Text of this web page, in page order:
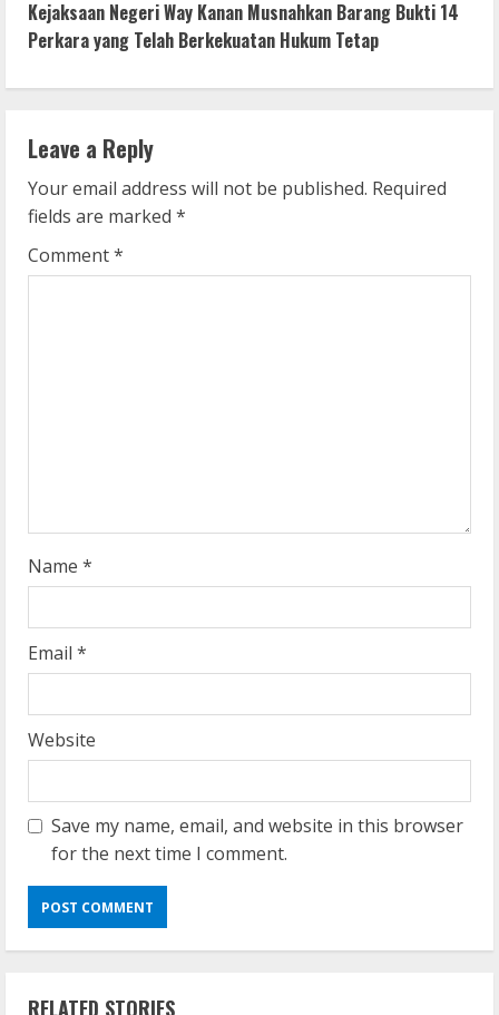
t
i
n
u
e
R
g
Kejaksaan Negeri Way Kanan Musnahkan Barang Bukti 14
Perkara yang Telah Berkekuatan Hukum Tetap
Leave a Reply
Your email address will not be published. Required
fields are marked *
Comment*
Name *
Email *
Website
Save my name, email, and website in this browser
for the next time I comment.
RELATED STORIES